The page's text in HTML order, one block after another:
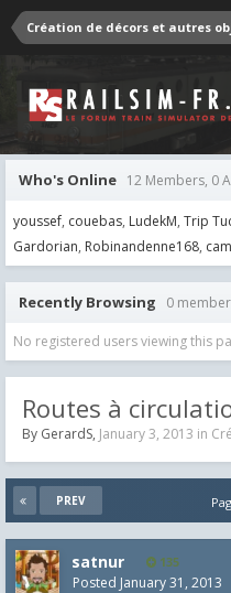
Création de décors et autres
Who's Online 12 Members, 0
youssef couebas LudekM Trip
Gardorian Robinandenne168
Recently Browsing 0
No registered users viewing this
Routes à
By GerardS, January 3, 2013 in
PREV
satnur 135
Posted January 31, 2013